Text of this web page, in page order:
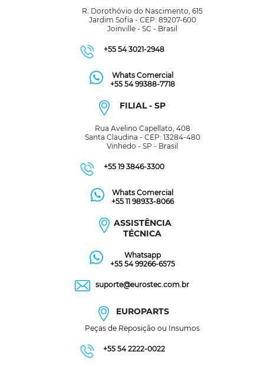
R. Dorothóvio do Nascimento, 615
Jardim Sofia - CEP: 89207-600
Joinville - SC - Brasil
+55 54 3021-2948
Whats Comercial
+55 54 99388-7718
FILIAL - SP
Rua Avelino Capellato, 408
Santa Claudina - CEP: 13284-480
Vinhedo - SP - Brasil
+55 19 3846-3300
Whats Comercial
+55 11 98933-8066
ASSISTÊNCIA
TÉCNICA
Whatsapp
+55 54 99266-6575
suporte@eurostec.com.br
EUROPARTS
Peças de Reposição ou Insumos
+55 54 2222-0022